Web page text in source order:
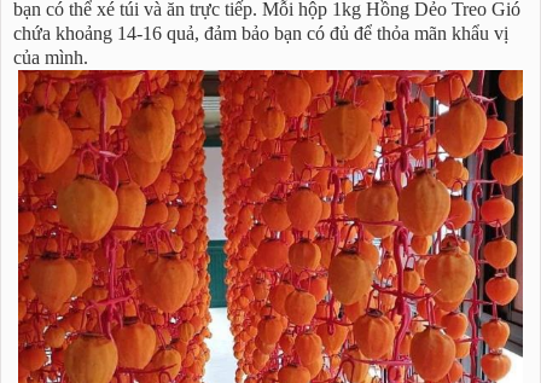
bạn có thể xé túi và ăn trực tiếp. Mỗi hộp 1kg Hồng Dẻo Treo Gió
chứa khoảng 14-16 quả, đảm bảo bạn có đủ để thỏa mãn khẩu vị
của mình.